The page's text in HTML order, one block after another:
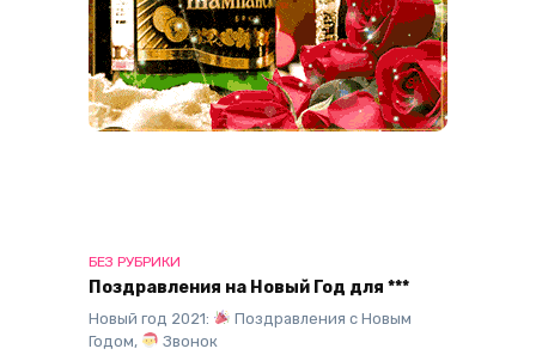
БЕЗ РУБРИКИ
Поздравления на Новый Год для ***
Новый год 2021:
Поздравления с Новым
Годом,
Звонок